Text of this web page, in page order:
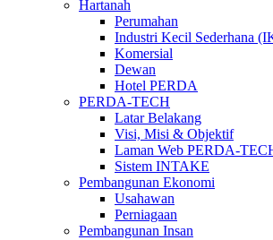
Hartanah
Perumahan
Industri Kecil Sederhana
Komersial
Dewan
Hotel PERDA
PERDA-TECH
Latar Belakang
Visi, Misi & Objektif
Laman Web PERDA-
Sistem INTAKE
Pembangunan Ekonomi
Usahawan
Perniagaan
Pembangunan Insan